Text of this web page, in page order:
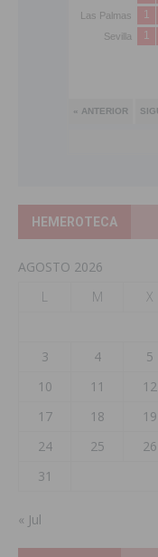
HEMEROTECA
AGOSTO 2026
L
M X
3
4 5
10
11 12
17
18 19
24
25 26
31
« Jul